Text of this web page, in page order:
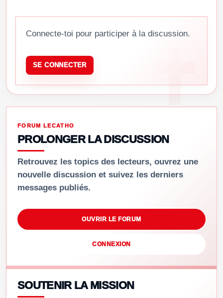
Connecte-toi pour participer à la discussion.
SE CONNECTER
FORUM LECATHO
PROLONGER LA DISCUSSION
Retrouvez les topics des lecteurs, ouvrez une
nouvelle discussion et suivez les derniers
messages publiés.
OUVRIR LE FORUM
CONNEXION
SOUTENIR LA MISSION